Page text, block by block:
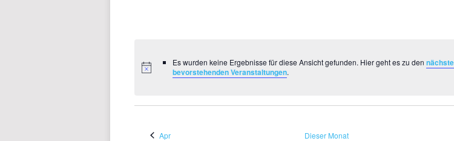
Es wurden keine Ergebnisse für diese Ansicht gefunden. Hier geht es zu den
bevorstehenden Veranstaltungen.
Apr Dieser Monat